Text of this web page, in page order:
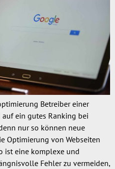
Betreiber einer
ein gutes Ranking bei
nur so können neue
Optimierung von Webseiten
ist eine komplexe und
Fehler zu vermeiden,